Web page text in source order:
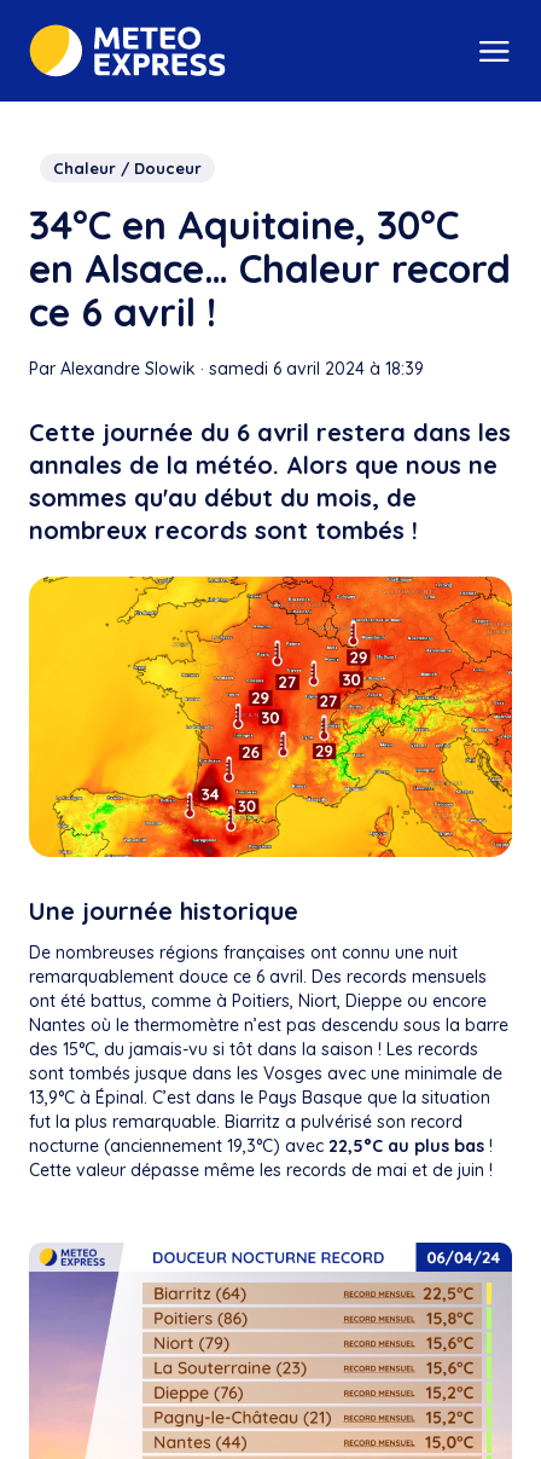
Chaleur / Douceur
34°C en Aquitaine, 30°C
en Alsace… Chaleur record
ce 6 avril !
Par Alexandre Slowik · samedi 6 avril 2024 à 18:39
Cette journée du 6 avril restera dans les
annales de la météo. Alors que nous ne
sommes qu'au début du mois, de
nombreux records sont tombés !
Une journée historique
De nombreuses régions françaises ont connu une nuit
remarquablement douce ce 6 avril. Des records mensuels
ont été battus, comme à Poitiers, Niort, Dieppe ou encore
Nantes où le thermomètre n’est pas descendu sous la barre
des 15°C, du jamais-vu si tôt dans la saison ! Les records
sont tombés jusque dans les Vosges avec une minimale de
13,9°C à Épinal. C’est dans le Pays Basque que la situation
fut la plus remarquable. Biarritz a pulvérisé son record
nocturne (anciennement 19,3°C) avec 22,5°C au plus bas !
Cette valeur dépasse même les records de mai et de juin !